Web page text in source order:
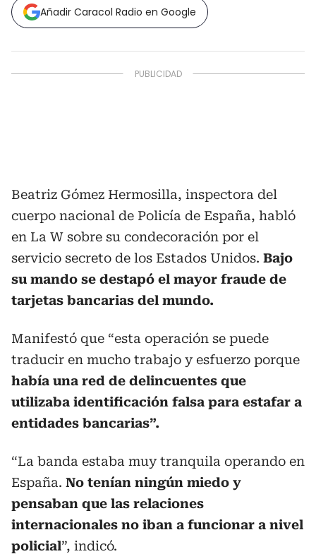
Añadir Caracol Radio en Google
Beatriz Gómez Hermosilla, inspectora del
cuerpo nacional de Policía de España, habló
en La W sobre su condecoración por el
servicio secreto de los Estados Unidos. Bajo
su mando se destapó el mayor fraude de
tarjetas bancarias del mundo.
Manifestó que “esta operación se puede
traducir en mucho trabajo y esfuerzo porque
había una red de delincuentes que
utilizaba identificación falsa para estafar a
entidades bancarias”.
“La banda estaba muy tranquila operando en
España. No tenían ningún miedo y
pensaban que las relaciones
internacionales no iban a funcionar a nivel
policial”, indicó.